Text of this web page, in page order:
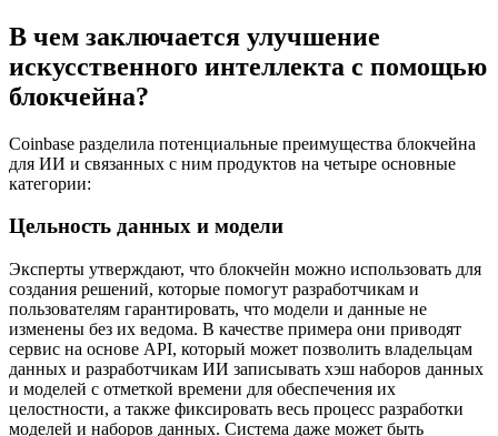
В чем заключается улучшение
искусственного интеллекта с помощью
блокчейна?
Coinbase разделила потенциальные преимущества блокчейна
для ИИ и связанных с ним продуктов на четыре основные
категории:
Цельность данных и модели
Эксперты утверждают, что блокчейн можно использовать для
создания решений, которые помогут разработчикам и
пользователям гарантировать, что модели и данные не
изменены без их ведома. В качестве примера они приводят
сервис на основе API, который может позволить владельцам
данных и разработчикам ИИ записывать хэш наборов данных
и моделей с отметкой времени для обеспечения их
целостности, а также фиксировать весь процесс разработки
моделей и наборов данных. Система даже может быть